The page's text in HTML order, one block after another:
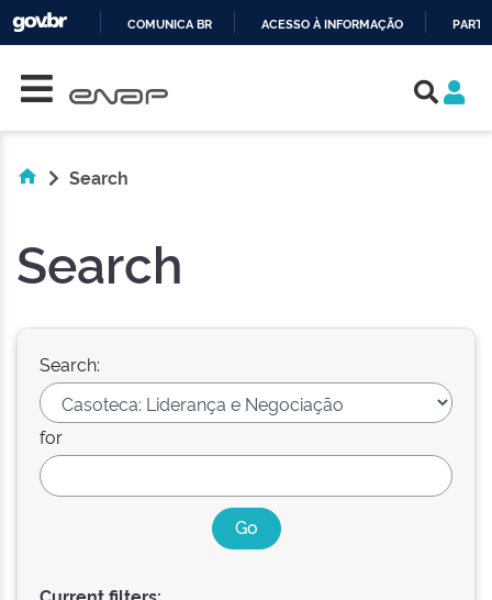
COMUNICA BR ACESSO À INFORMAÇÃO
Search
Search
Search:
for